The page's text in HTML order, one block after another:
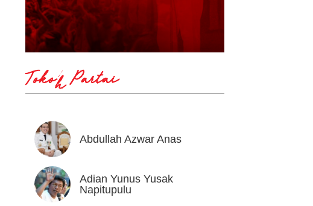
Tokoh Partai
Abdullah Azwar Anas
Adian Yunus Yusak
Napitupulu